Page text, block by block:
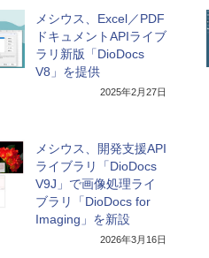
メシウス、Excel／PDF
ドキュメントAPIライブ
ラリ新版「DioDocs
V8」を提供
2025年2月27日
メシウス、開発支援API
ライブラリ「DioDocs
V9J」で画像処理ライ
ブラリ「DioDocs for
Imaging」を新設
2026年3月16日